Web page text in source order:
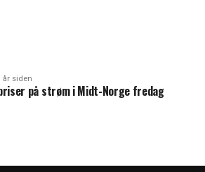
år siden
på strøm i Midt-Norge fredag